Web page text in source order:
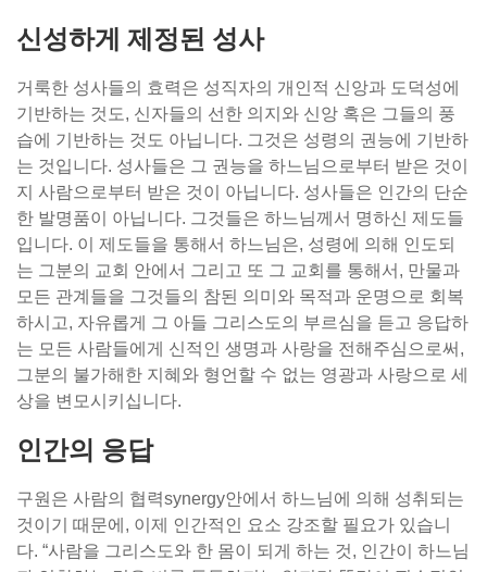
신성하게 제정된 성사
거룩한 성사들의 효력은 성직자의 개인적 신앙과 도덕성에
기반하는 것도, 신자들의 선한 의지와 신앙 혹은 그들의 풍
습에 기반하는 것도 아닙니다. 그것은 성령의 권능에 기반하
는 것입니다. 성사들은 그 권능을 하느님으로부터 받은 것이
지 사람으로부터 받은 것이 아닙니다. 성사들은 인간의 단순
한 발명품이 아닙니다. 그것들은 하느님께서 명하신 제도들
입니다. 이 제도들을 통해서 하느님은, 성령에 의해 인도되
는 그분의 교회 안에서 그리고 또 그 교회를 통해서, 만물과
모든 관계들을 그것들의 참된 의미와 목적과 운명으로 회복
하시고, 자유롭게 그 아들 그리스도의 부르심을 듣고 응답하
는 모든 사람들에게 신적인 생명과 사랑을 전해주심으로써,
그분의 불가해한 지혜와 형언할 수 없는 영광과 사랑으로 세
상을 변모시키십니다.
인간의 응답
구원은 사람의 협력synergy안에서 하느님에 의해 성취되는
것이기 때문에, 이제 인간적인 요소 강조할 필요가 있습니
다. “사람을 그리스도와 한 몸이 되게 하는 것, 인간이 하느님